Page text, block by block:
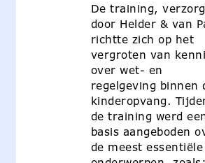
De training,
door Helder & van
richtte zich op het
vergroten van
over wet- en
regelgeving binnen
kinderopvang.
de training werd
basis aangeboden
de meest essentiële